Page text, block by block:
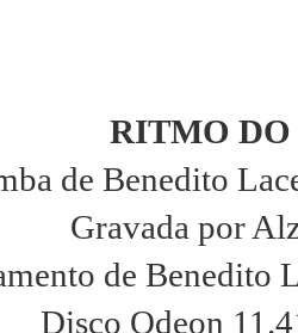
RITMO
de Benedito
Gravada por
de Benedito
Disco Odeon